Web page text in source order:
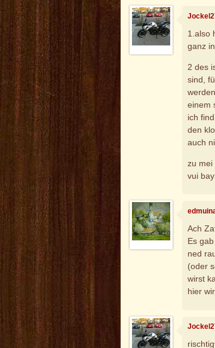
1.also
ganz
2 des
sind,
einem
ich
den
auch
zu mei
vui
Ach
Es
ned
(oder
wirst
hier